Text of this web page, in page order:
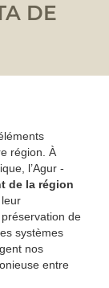
DE
région. À
l’Agur -
de la région
de
systèmes
nos
entre